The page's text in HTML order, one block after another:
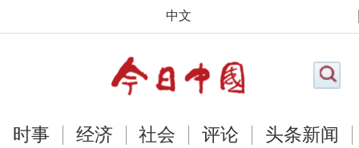
中文
时事 经济 社会 评论 头条新闻